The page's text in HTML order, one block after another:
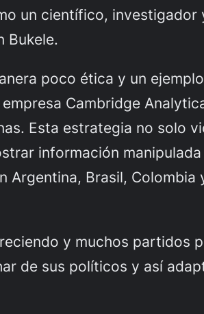
un científico,
Bukele.
poco ética y un
Cambridge
Esta estrategia no solo
información
Brasil,
y muchos partidos
de sus políticos y así